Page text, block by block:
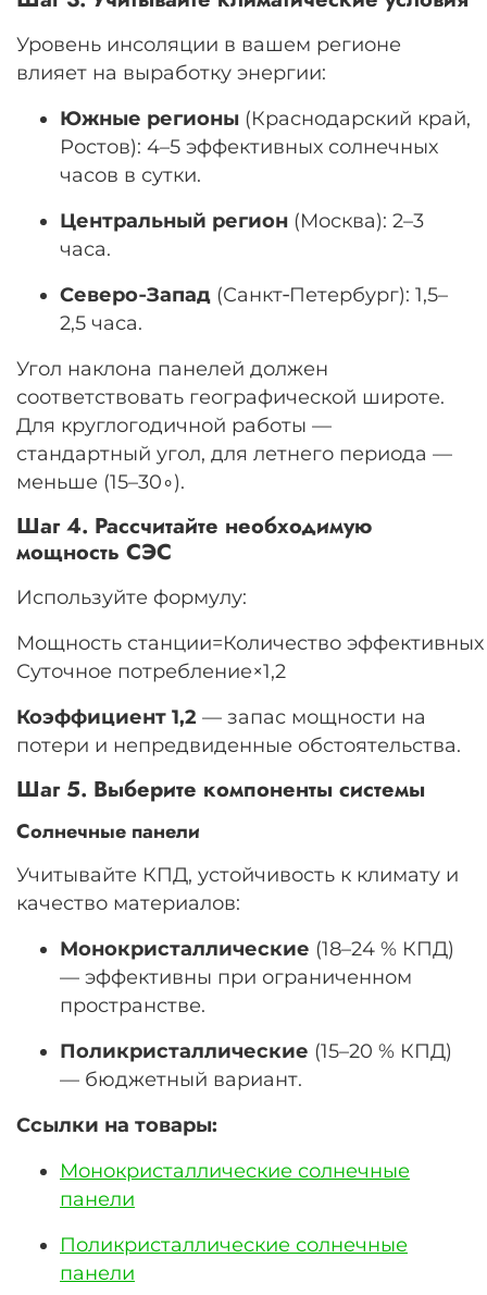
Уровень инсоляции в вашем регионе
влияет на выработку энергии:
Южные регионы (Краснодарский край,
Ростов): 4–5 эффективных солнечных
часов в сутки.
Центральный регион (Москва): 2–3
часа.
Северо‑Запад (Санкт‑Петербург): 1,5–
2,5 часа.
Угол наклона панелей должен
соответствовать географической широте.
Для круглогодичной работы —
стандартный угол, для летнего периода —
меньше (15–30∘).
Шаг 4. Рассчитайте необходимую
мощность СЭС
Используйте формулу:
Мощность станции=Количество эффективных
Суточное потребление×1,2
Коэффициент 1,2 — запас мощности на
потери и непредвиденные обстоятельства.
Шаг 5. Выберите компоненты системы
Солнечные панели
Учитывайте КПД, устойчивость к климату и
качество материалов:
Монокристаллические (18–24 % КПД)
— эффективны при ограниченном
пространстве.
Поликристаллические (15–20 % КПД)
— бюджетный вариант.
Ссылки на товары:
Монокристаллические солнечные
панели
Поликристаллические солнечные
панели